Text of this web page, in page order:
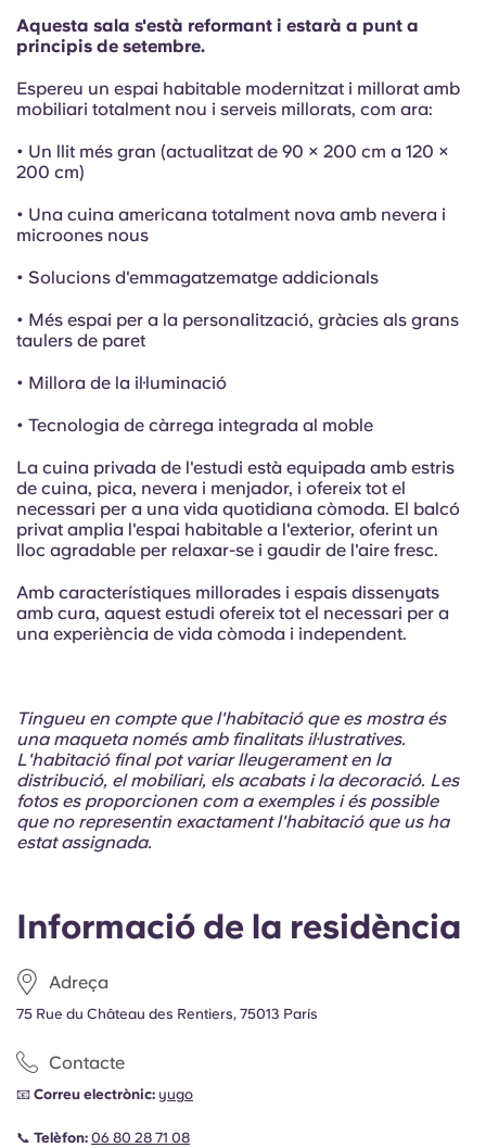
Informació de la residència
Adreça
75 Rue du Château des Rentiers, 75013 París
Contacte
📧 Correu electrònic: yugo
📞 Telèfon: 06 80 28 71 08
Aquesta sala s'està reformant i estarà a punt a
principis de setembre.
Espereu un espai habitable modernitzat i millorat amb
mobiliari totalment nou i serveis millorats, com ara:
• Un llit més gran (actualitzat de 90 × 200 cm a 120 ×
200 cm)
• Una cuina americana totalment nova amb nevera i
microones nous
• Solucions d'emmagatzematge addicionals
• Més espai per a la personalització, gràcies als grans
taulers de paret
• Millora de la il·luminació
• Tecnologia de càrrega integrada al moble
La cuina privada de l'estudi està equipada amb estris
de cuina, pica, nevera i menjador, i ofereix tot el
necessari per a una vida quotidiana còmoda. El balcó
privat amplia l'espai habitable a l'exterior, oferint un
lloc agradable per relaxar-se i gaudir de l'aire fresc.
Amb característiques millorades i espais dissenyats
amb cura, aquest estudi ofereix tot el necessari per a
una experiència de vida còmoda i independent.
Tingueu en compte que l'habitació que es mostra és
una maqueta només amb finalitats il·lustratives.
L'habitació final pot variar lleugerament en la
distribució, el mobiliari, els acabats i la decoració. Les
fotos es proporcionen com a exemples i és possible
que no representin exactament l'habitació que us ha
estat assignada.